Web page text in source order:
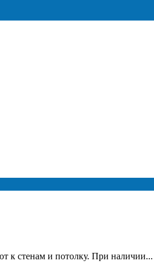
к стенам и потолку. При наличии...